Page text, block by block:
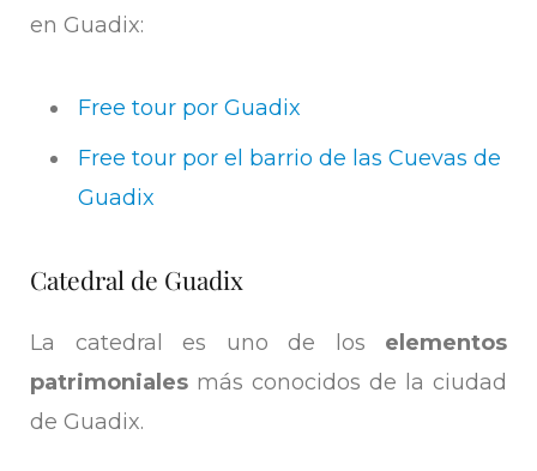
en Guadix:
Free tour por Guadix
Free tour por el barrio de las Cuevas de
Guadix
Catedral de Guadix
La catedral es uno de los elementos
patrimoniales más conocidos de la ciudad
de Guadix.